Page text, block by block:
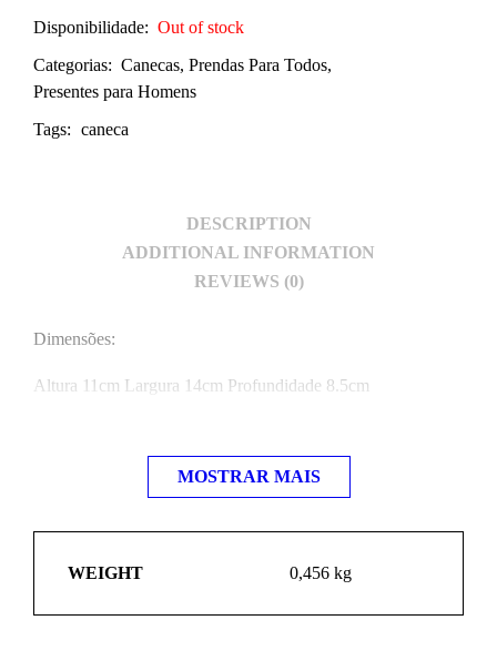
Disponibilidade: Out of stock
Categorias: Canecas, Prendas Para Todos,
Presentes para Homens
Tags: caneca
DESCRIPTION
ADDITIONAL INFORMATION
REVIEWS (0)
Dimensões:
Altura 11cm Largura 14cm Profundidade 8.5cm
MOSTRAR MAIS
WEIGHT 0,456 kg